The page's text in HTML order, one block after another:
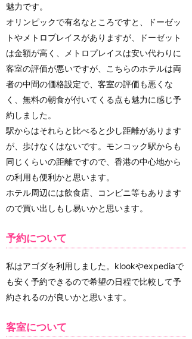
魅力です。
オリンピックで有名なところですと、ドーゼッ
トやメトロプレイスがありますが、ドーゼット
は金額が高く、メトロプレイスは安い代わりに
客室の評価が悪いですが、こちらのホテルは両
者の中間の価格設定で、客室の評価も悪くな
く、無料の朝食が付いてくる点も魅力に感じ予
約しました。
駅からはそれらと比べると少し距離があります
が、歩けなくはないです。モンコック駅からも
同じくらいの距離ですので、香港の中心地から
の利用も便利かと思います。
ホテル周辺には飲食店、コンビニ等もあります
ので買い出しもし易いかと思います。
予約について
私はアゴダを利用しました。klookやexpediaで
も安く予約できるので希望の日程で比較して予
約されるのが良いかと思います。
客室について